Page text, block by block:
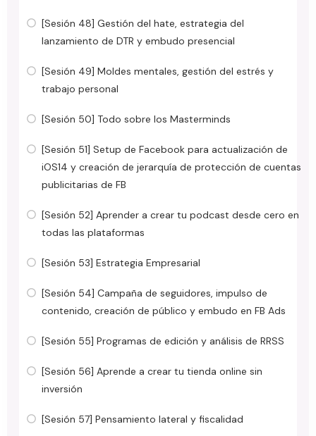
[Sesión 48] Gestión del hate, estrategia del
lanzamiento de DTR y embudo presencial
[Sesión 49] Moldes mentales, gestión del estrés y
trabajo personal
[Sesión 50] Todo sobre los Masterminds
[Sesión 51] Setup de Facebook para actualización de
iOS14 y creación de jerarquía de protección de cuentas
publicitarias de FB
[Sesión 52] Aprender a crear tu podcast desde cero en
todas las plataformas
[Sesión 53] Estrategia Empresarial
[Sesión 54] Campaña de seguidores, impulso de
contenido, creación de público y embudo en FB Ads
[Sesión 55] Programas de edición y análisis de RRSS
[Sesión 56] Aprende a crear tu tienda online sin
inversión
[Sesión 57] Pensamiento lateral y fiscalidad